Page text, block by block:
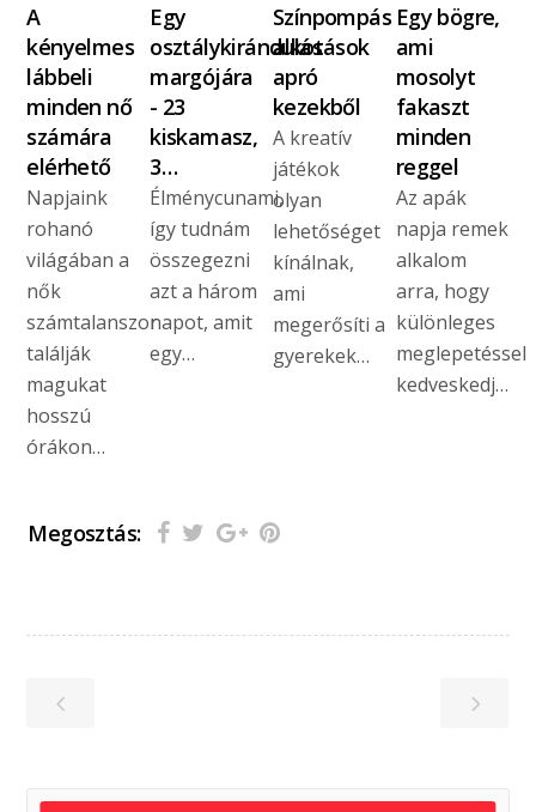
A
kényelmes
lábbeli
minden nő
számára
elérhető
Napjaink
rohanó
világában a
nők
számtalanszor
találják
magukat
hosszú
órákon…
Egy
osztálykirándulás
margójára
- 23
kiskamasz,
3…
Élménycunami,
így tudnám
összegezni
azt a három
napot, amit
egy…
Színpompás
alkotások
apró
kezekből
A kreatív
játékok
olyan
lehetőséget
kínálnak,
ami
megerősíti a
gyerekek…
Egy bögre,
ami
mosolyt
fakaszt
minden
reggel
Az apák
napja remek
alkalom
arra, hogy
különleges
meglepetéssel
kedveskedj…
Megosztás: